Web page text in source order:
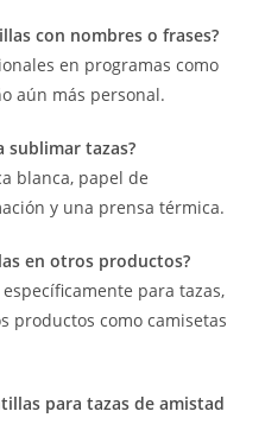
con nombres o frases?
en programas como
aún más personal.
sublimar tazas?
blanca, papel de
y una prensa térmica.
en otros productos?
para tazas,
productos como camisetas
para tazas de amistad